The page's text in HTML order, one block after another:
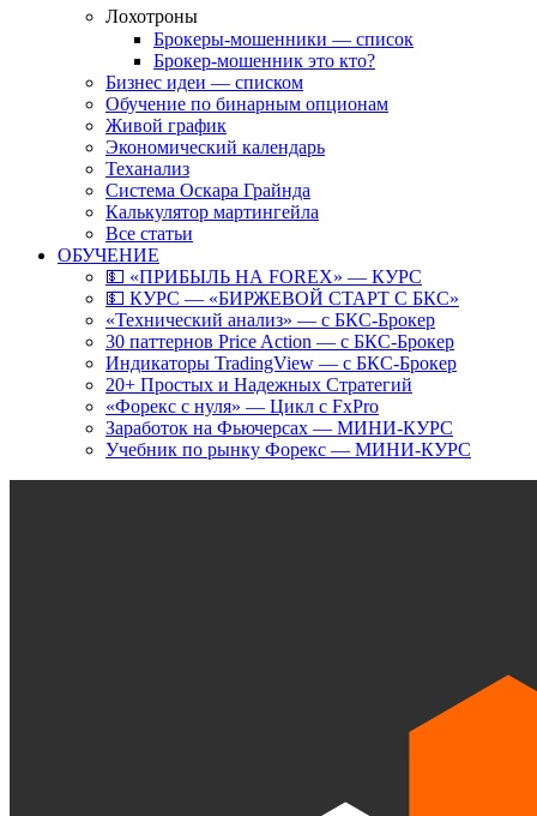
Лохотроны
Брокеры-мошенники — список
Брокер-мошенник это кто?
Бизнес идеи — списком
Обучение по бинарным опционам
Живой график
Экономический календарь
Теханализ
Система Оскара Грайнда
Калькулятор мартингейла
Все статьи
ОБУЧЕНИЕ
💵 «ПРИБЫЛЬ НА FOREX» — КУРС
💵 КУРС — «БИРЖЕВОЙ СТАРТ С БКС»
«Технический анализ» — с БКС-Брокер
30 паттернов Price Action — с БКС-Брокер
Индикаторы TradingView — с БКС-Брокер
20+ Простых и Надежных Стратегий
«Форекс с нуля» — Цикл с FxPro
Заработок на Фьючерсах — МИНИ-КУРС
Учебник по рынку Форекс — МИНИ-КУРС